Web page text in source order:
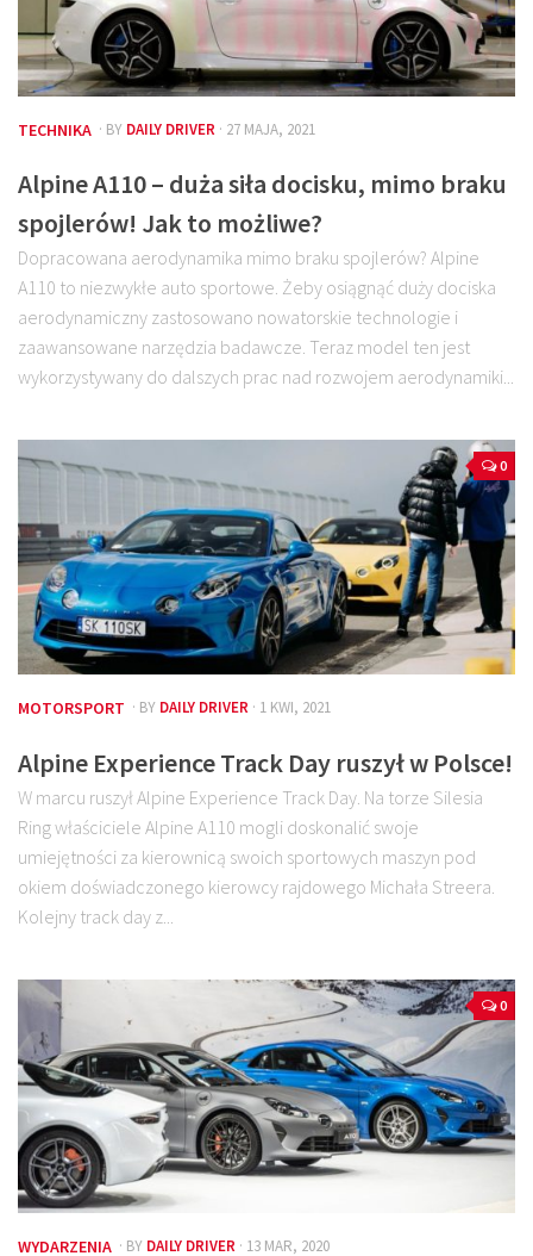
TECHNIKA · BY DAILY DRIVER · 27 MAJA, 2021
Alpine A110 – duża siła docisku, mimo braku
spojlerów! Jak to możliwe?
Dopracowana aerodynamika mimo braku spojlerów? Alpine
A110 to niezwykłe auto sportowe. Żeby osiągnąć duży dociska
aerodynamiczny zastosowano nowatorskie technologie i
zaawansowane narzędzia badawcze. Teraz model ten jest
wykorzystywany do dalszych prac nad rozwojem aerodynamiki...
0
MOTORSPORT · BY DAILY DRIVER · 1 KWI, 2021
Alpine Experience Track Day ruszył w Polsce!
W marcu ruszył Alpine Experience Track Day. Na torze Silesia
Ring właściciele Alpine A110 mogli doskonalić swoje
umiejętności za kierownicą swoich sportowych maszyn pod
okiem doświadczonego kierowcy rajdowego Michała Streera.
Kolejny track day z...
0
WYDARZENIA · BY DAILY DRIVER · 13 MAR, 2020